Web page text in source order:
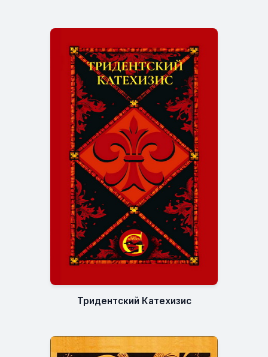
Тридентский Катехизис